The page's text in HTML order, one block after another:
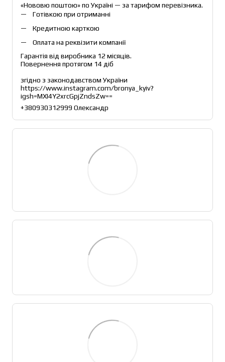
«Нововю поштою» по Україні — за тарифом перевізника.
Готівкою при отриманні
Кредитною карткою
Оплата на реквізити компанії
Гарантія від виробника 12 місяців.
Повернення протягом 14 діб
згідно з законодавством України
https://www.instagram.com/bronya_kyiv?
igsh=MXI4Y2xrcGpjZndsZw==
+380930312999 Олександр